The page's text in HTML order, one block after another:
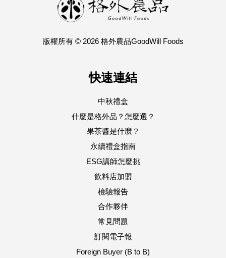
版權所有 © 2026 格外農品GoodWill Foods
快速連結
中秋禮盒
什麼是格外品？怎麼選？
果茶醬是什麼？
永續禮盒指南
ESG講師怎麼挑
飲料店加盟
檢驗報告
合作夥伴
常見問題
訂閱電子報
Foreign Buyer (B to B)